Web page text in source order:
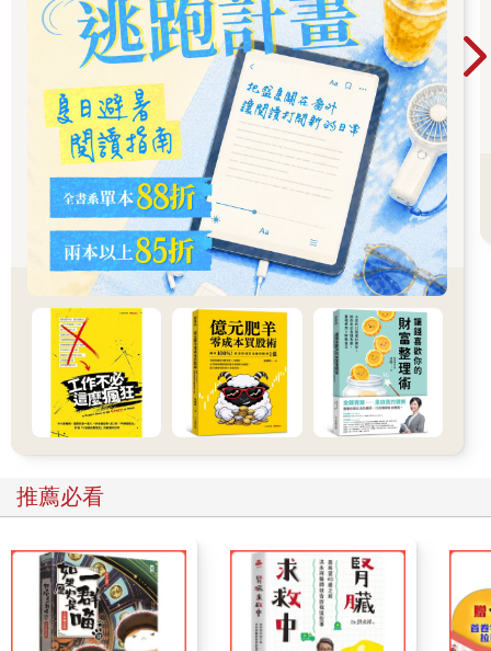
哲學家 不是的。是因為你還沒有做出「人生中最重大的抉
擇」，不過如此而已。
年輕人 人生中……最重大的抉擇？什麼抉擇？
哲學家 剛剛也跟你提過了，是「愛」。〈「無法改變」的真正
理由〉
哲學家 我們並不是任由過去的創傷擺布、脆弱不堪的個體。阿
德勒的思想，是以對人類的尊嚴和可能性有著強烈信任為基礎
的，認為「人，無論何時都能決定自我」。
年輕人 嗯，我知道。不過我還是沒有辦法完全擺脫「原因」的
強烈影響。一切都要用「目的」來解釋太難了。例如就算有著
「不想要與他人有瓜葛」這樣的目的，但一定還是有個什麼樣的
「原因」才有這樣的目的。目的論對我來說，雖然是一個突破而
嶄新的觀點，卻不是無所不能的真理。
變，也或許不會有。一切決定在於你，我不會強求。那麼，就請
你先聽聽其中的一個說法。
不論在任何時候，我們都是一個可以決定自我的個體，可以選擇
嶄新的自己。只是儘管如此，卻相當難以改變；即使強烈希望有
所改變，還是改變不了。究竟是為什麼？……你對這有什麼看
法？
推薦必看